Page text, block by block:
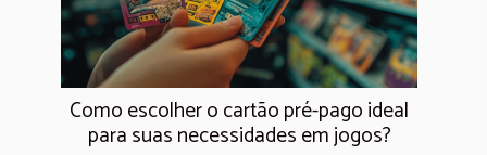
Como escolher o cartão pré-pago ideal
para suas necessidades em jogos?